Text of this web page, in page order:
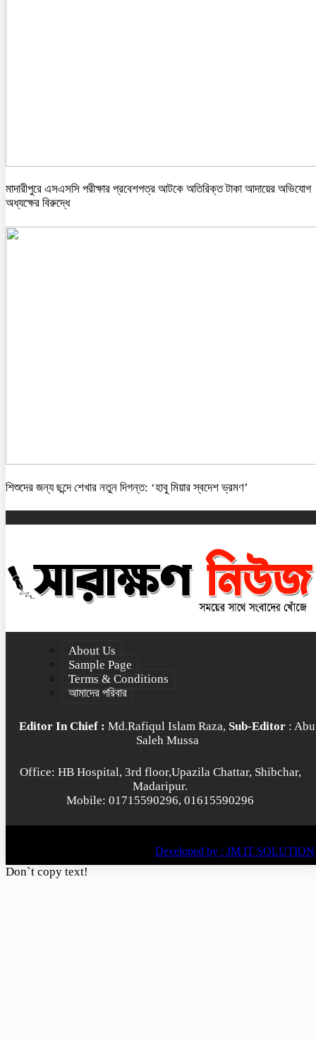
মাদারীপুরে এসএসসি পরীক্ষার প্রবেশপত্র আটকে অতিরিক্ত টাকা আদায়ের অভিযোগ
অধ্যক্ষের বিরুদ্ধে
শিশুদের জন্য ছন্দে শেখার নতুন দিগন্ত: ‘হাবু মিয়ার স্বদেশ ভ্রমণ’
About Us
Sample Page
Terms & Conditions
আমাদের পরিবার
Editor In Chief : Md.Rafiqul Islam Raza, Sub-Editor : Abu
Saleh Mussa
Office: HB Hospital, 3rd floor,Upazila Chattar, Shibchar,
Madaripur.
Mobile: 01715590296, 01615590296
Developed by : JM IT SOLUTION
Don`t copy text!